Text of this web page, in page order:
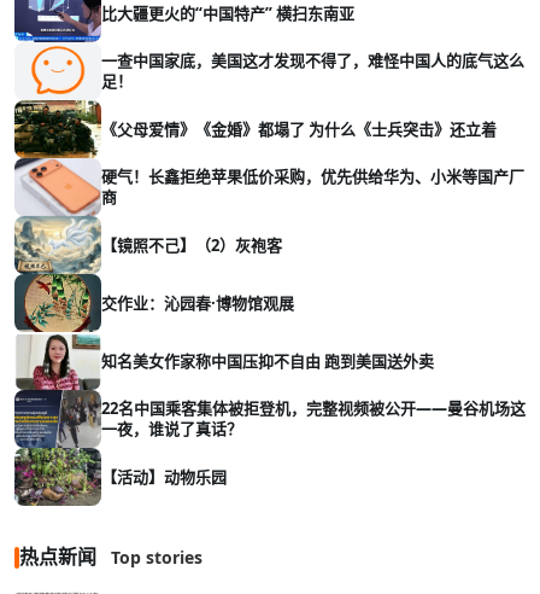
比大疆更火的“中国特产” 横扫东南亚
一查中国家底，美国这才发现不得了，难怪中国人的底气这么
足！
《父母爱情》《金婚》都塌了 为什么《士兵突击》还立着
硬气！长鑫拒绝苹果低价采购，优先供给华为、小米等国产厂
商
【镜照不己】（2）灰袍客
交作业：沁园春·博物馆观展
知名美女作家称中国压抑不自由 跑到美国送外卖
22名中国乘客集体被拒登机，完整视频被公开——曼谷机场这
一夜，谁说了真话？
【活动】动物乐园
热点新闻 Top stories